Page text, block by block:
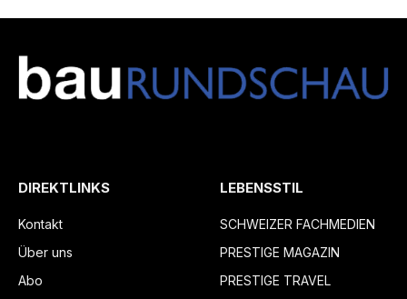
DIREKTLINKS
Kontakt
Über uns
Abo
LEBENSSTIL
SCHWEIZER FACHMEDIEN
PRESTIGE MAGAZIN
PRESTIGE TRAVEL